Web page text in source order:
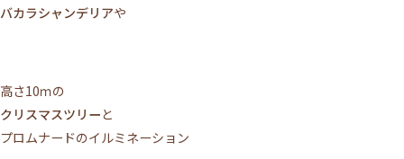
バカラシャンデリアや
高さ10ｍの
クリスマスツリーと
プロムナードのイルミネーション